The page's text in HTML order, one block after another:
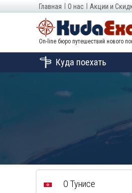
Главная О нас Акции и
On-line бюро путешествий нового
Куда поехать
О Тунисе